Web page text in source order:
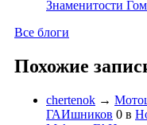
Знаменитости
Все блоги
Похожие
chertenok →
ГАИшников 0 в